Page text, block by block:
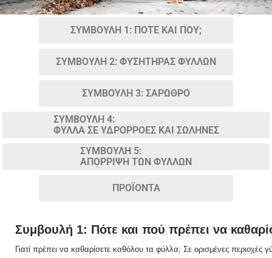
ΣΥΜΒΟΥΛΗ 1: ΠΟΤΕ ΚΑΙ ΠΟΥ;
ΣΥΜΒΟΥΛΗ 2: ΦΥΣΗΤΗΡΑΣ ΦΥΛΛΩΝ
ΣΥΜΒΟΥΛΗ 3: ΣΑΡΩΘΡΟ
ΣΥΜΒΟΥΛΗ 4:
ΦΥΛΛΑ ΣΕ ΥΔΡΟΡΡΟΕΣ ΚΑΙ ΣΩΛΗΝΕΣ
ΣΥΜΒΟΥΛΗ 5:
ΑΠΟΡΡΙΨΗ ΤΩΝ ΦΥΛΛΩΝ
ΠΡΟΪΟΝΤΑ
Συμβουλή 1: Πότε και πού πρέπει να
Γιατί πρέπει να καθαρίσετε καθόλου τα φύλλα; Σε ορισμένες περιοχές